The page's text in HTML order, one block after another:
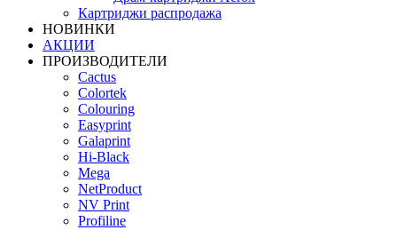
Картриджи распродажа
НОВИНКИ
АКЦИИ
ПРОИЗВОДИТЕЛИ
Cactus
Colortek
Colouring
Easyprint
Galaprint
Hi-Black
Mega
NetProduct
NV Print
Profiline